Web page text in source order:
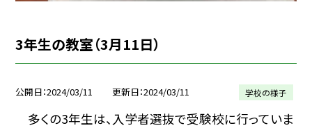
3年生の教室（3月11日）
公開日 2024/03/11 更新日 2024/03/11 学校の様子
多くの3年生は、入学者選抜で受験校に行っていま